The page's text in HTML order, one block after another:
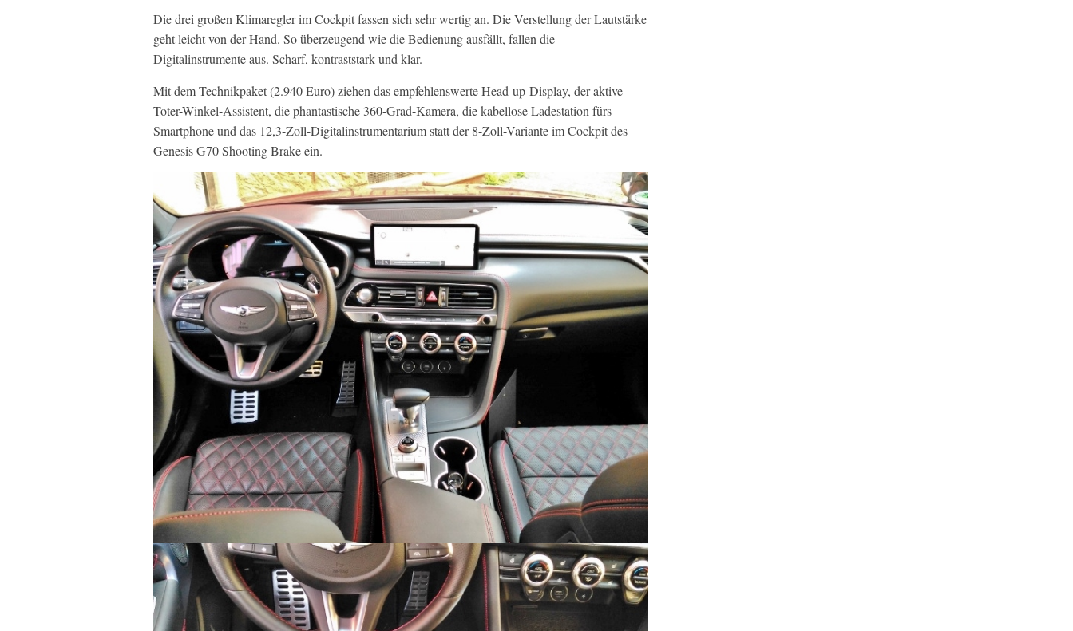
Die drei großen Klimaregler im Cockpit fassen sich sehr wertig an. Die Verstellung der Lautstärke
geht leicht von der Hand. So überzeugend wie die Bedienung ausfällt, fallen die
Digitalinstrumente aus. Scharf, kontraststark und klar.
Mit dem Technikpaket (2.940 Euro) ziehen das empfehlenswerte Head-up-Display, der aktive
Toter-Winkel-Assistent, die phantastische 360-Grad-Kamera, die kabellose Ladestation fürs
Smartphone und das 12,3-Zoll-Digitalinstrumentarium statt der 8-Zoll-Variante im Cockpit des
Genesis G70 Shooting Brake ein.